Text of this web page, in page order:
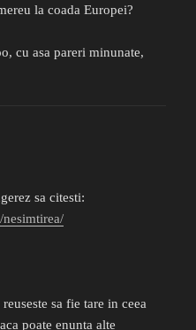
la coada Europei?
cu asa pareri minunate,
sa citesti:
sa fie tare in ceea
poate enunta alte